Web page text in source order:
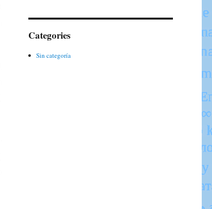
Categories
Sin categoría